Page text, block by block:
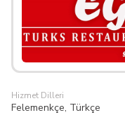
Hizmet Dilleri
Felemenkçe, Türkçe